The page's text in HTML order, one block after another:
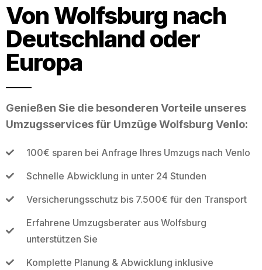
Von Wolfsburg nach
Deutschland oder
Europa
Genießen Sie die besonderen Vorteile unseres
Umzugsservices für Umzüge Wolfsburg Venlo:
100€ sparen bei Anfrage Ihres Umzugs nach Venlo
Schnelle Abwicklung in unter 24 Stunden
Versicherungsschutz bis 7.500€ für den Transport
Erfahrene Umzugsberater aus Wolfsburg
unterstützen Sie
Komplette Planung & Abwicklung inklusive